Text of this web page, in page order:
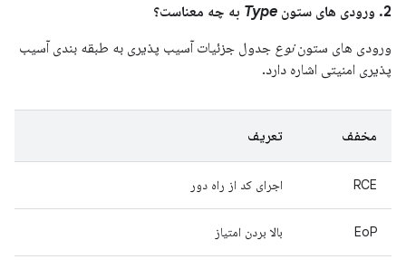
2. ورودی های ستون
Type به چه معناست؟
ورودی های ستوننوع جدول جزئیات آسیب پذیری به طبقه بندی آسیب
پذیری امنیتی اشاره دارد.
مخفف تعریف
RCE اجرای کد از راه دور
EoP بالا بردن امتیاز